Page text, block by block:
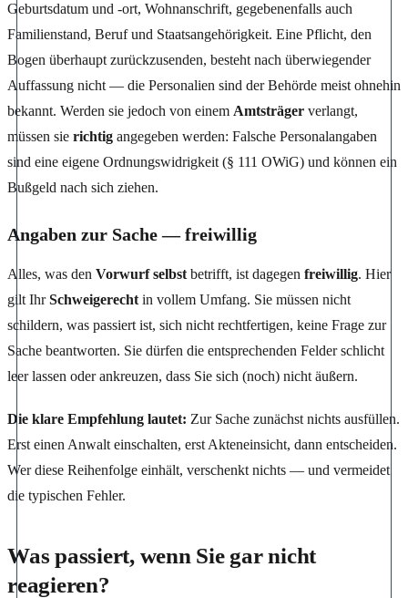
Geburtsdatum und -ort, Wohnanschrift, gegebenenfalls auch
Familienstand, Beruf und Staatsangehörigkeit. Eine Pflicht, den
Bogen überhaupt zurückzusenden, besteht nach überwiegender
Auffassung nicht — die Personalien sind der Behörde meist ohnehin
bekannt. Werden sie jedoch von einem Amtsträger verlangt,
müssen sie richtig angegeben werden: Falsche Personalangaben
sind eine eigene Ordnungswidrigkeit (§ 111 OWiG) und können ein
Bußgeld nach sich ziehen.
Angaben zur Sache — freiwillig
Alles, was den Vorwurf selbstbetrifft, ist dagegen freiwillig. Hier
gilt IhrSchweigerechtin vollem Umfang. Sie müssen nicht
schildern, was passiert ist, sich nicht rechtfertigen, keine Frage zur
Sache beantworten. Sie dürfen die entsprechenden Felder schlicht
leer lassen oder ankreuzen, dass Sie sich (noch) nicht äußern.
Die klare Empfehlung lautet: Zur Sache zunächst nichts ausfüllen.
Erst einen Anwalt einschalten, erst Akteneinsicht, dann entscheiden.
Wer diese Reihenfolge einhält, verschenkt nichts — und vermeidet
die typischen Fehler.
Was passiert, wenn Sie gar nicht
reagieren?